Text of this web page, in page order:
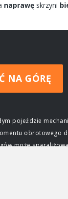
naprawę skrzyni
NA GÓRĘ
pojeździe
obrotowego
może